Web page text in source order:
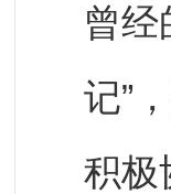
曾经
记”
积极